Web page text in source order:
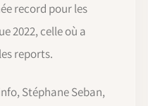
record pour les
2022, celle où a
reports.
Stéphane Seban,